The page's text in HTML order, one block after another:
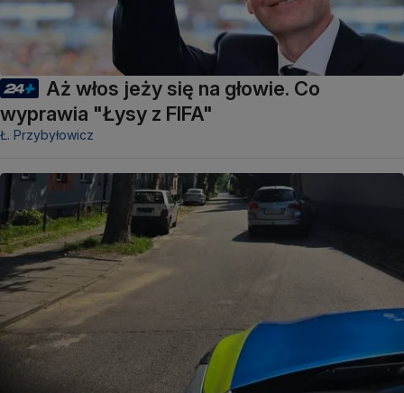
Aż włos jeży się na głowie. Co
wyprawia "Łysy z FIFA"
Ł. Przybyłowicz